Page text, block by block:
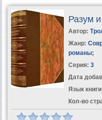
Разум
Автор:
Жанр:
романы;
Серия: 3
Дата
Язык
Кол-во